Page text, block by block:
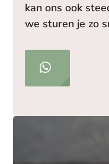
kan ons ook
we sturen je zo